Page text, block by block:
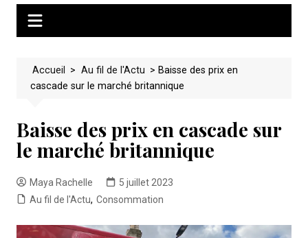
Accueil > Au fil de l'Actu > Baisse des prix en
cascade sur le marché britannique
Baisse des prix en cascade sur
le marché britannique
Maya Rachelle
5 juillet 2023
Au fil de l'Actu, Consommation